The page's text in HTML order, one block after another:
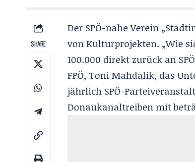
SHARE
Der SPÖ-nahe Verein
von Kulturprojekten. „Wie
100.000 direkt zurück an
FPÖ, Toni Mahdalik, das
jährlich SPÖ-
Donaukanaltreiben mit